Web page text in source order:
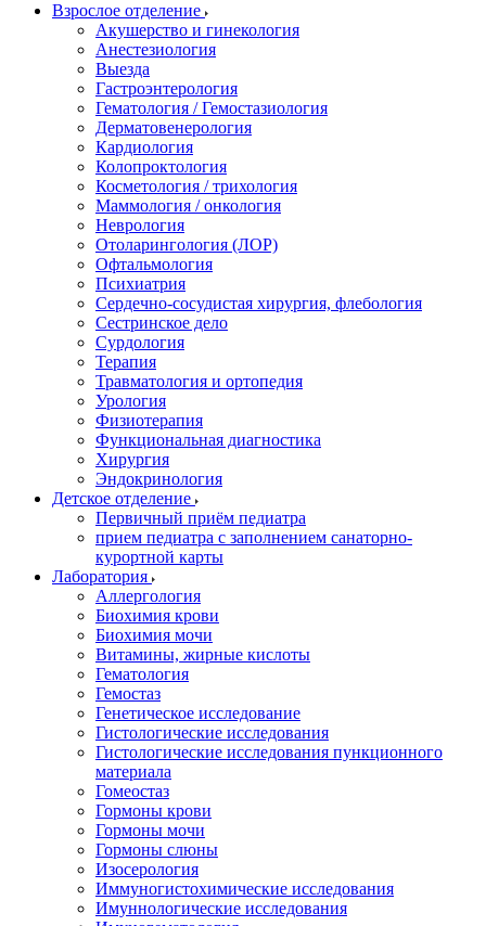
Взрослое отделение
Акушерство и гинекология
Анестезиология
Выезда
Гастроэнтерология
Гематология / Гемостазиология
Дерматовенерология
Кардиология
Колопроктология
Косметология / трихология
Маммология / онкология
Неврология
Отоларингология (ЛОР)
Офтальмология
Психиатрия
Сердечно-сосудистая хирургия, флебология
Сестринское дело
Сурдология
Терапия
Травматология и ортопедия
Урология
Физиотерапия
Функциональная диагностика
Хирургия
Эндокринология
Детское отделение
Первичный приём педиатра
прием педиатра с заполнением санаторно-
курортной карты
Лаборатория
Аллергология
Биохимия крови
Биохимия мочи
Витамины, жирные кислоты
Гематология
Гемостаз
Генетическое исследование
Гистологические исследования
Гистологические исследования пункционного
материала
Гомеостаз
Гормоны крови
Гормоны мочи
Гормоны слюны
Изосерология
Иммуногистохимические исследования
Имуннологические исследования